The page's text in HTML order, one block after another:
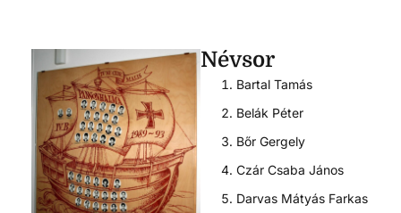
Névsor
Bartal Tamás
Belák Péter
Bőr Gergely
Czár Csaba János
Darvas Mátyás Farkas